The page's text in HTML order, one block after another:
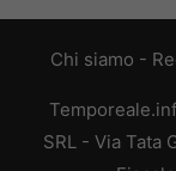
Chi siamo -
SRL - Via Tata